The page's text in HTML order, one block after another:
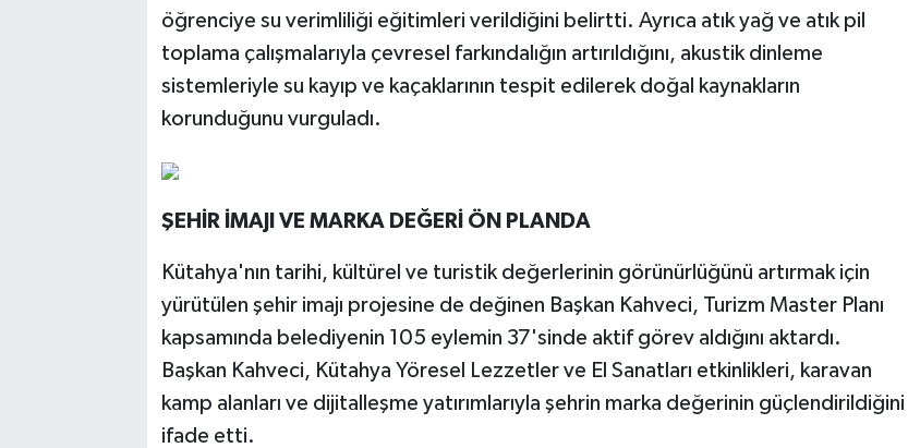
öğrenciye su verimliliği eğitimleri verildiğini belirtti. Ayrıca atık yağ ve atık pil
toplama çalışmalarıyla çevresel farkındalığın artırıldığını, akustik dinleme
sistemleriyle su kayıp ve kaçaklarının tespit edilerek doğal kaynakların
korunduğunu vurguladı.
ŞEHİR İMAJI VE MARKA DEĞERİ ÖN PLANDA
Kütahya'nın tarihi, kültürel ve turistik değerlerinin görünürlüğünü artırmak için
yürütülen şehir imajı projesine de değinen Başkan Kahveci, Turizm Master Planı
kapsamında belediyenin 105 eylemin 37'sinde aktif görev aldığını aktardı.
Başkan Kahveci, Kütahya Yöresel Lezzetler ve El Sanatları etkinlikleri, karavan
kamp alanları ve dijitalleşme yatırımlarıyla şehrin marka değerinin güçlendirildiğini
ifade etti.